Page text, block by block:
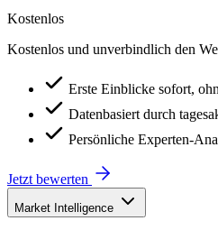
Kostenlos
Kostenlos und unverbindlich den
Erste Einblicke sofort,
Datenbasiert durch
Persönliche Experten-
Jetzt bewerten
Market Intelligence